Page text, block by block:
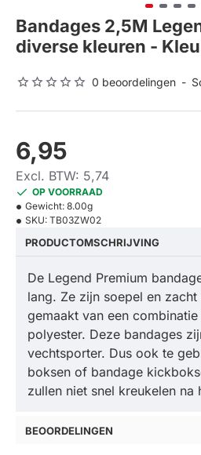
Bandages 2,5M
diverse kleuren -
0 beoordelingen -
6,95
Excl. BTW: 5,74
OP VOORRAAD
Gewicht: 8.00g
SKU: TB03ZW02
PRODUCTOMSCHRIJVING
De Legend Premium
lang. Ze zijn soepel en zacht
gemaakt van een
polyester. Deze bandages
vechtsporter. Dus ook te
boksen of bandage
zullen niet snel kreukelen na
BEOORDELINGEN